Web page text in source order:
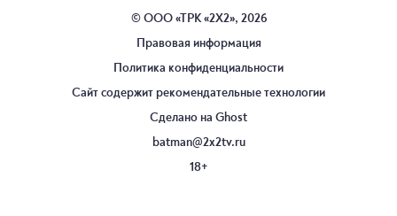
© ООО «ТРК «2Х2», 2026
Правовая информация
Политика конфиденциальности
Сайт содержит рекомендательные технологии
Сделано на Ghost
batman@2x2tv.ru
18+